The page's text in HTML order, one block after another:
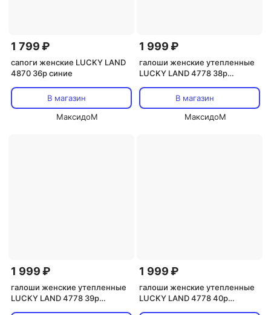
1 799 ₽
сапоги женские LUCKY LAND
4870 36р синие
В магазин
МаксидоМ
1 999 ₽
галоши женские утепленные
LUCKY LAND 4778 38р
В магазин
МаксидоМ
1 999 ₽
галоши женские утепленные
LUCKY LAND 4778 39р
1 999 ₽
галоши женские утепленные
LUCKY LAND 4778 40р